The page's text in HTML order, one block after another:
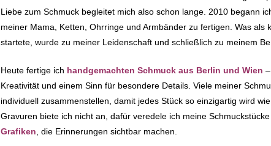
Liebe zum Schmuck begleitet mich also schon lange. 2010 begann
meiner Mama, Ketten, Ohrringe und Armbänder zu fertigen. Was als
startete, wurde zu meiner Leidenschaft und schließlich zu meinem
Heute fertige ich handgemachten Schmuck aus Berlin und Wien
Kreativität und einem Sinn für besondere Details. Viele meiner
individuell zusammenstellen, damit jedes Stück so einzigartig wird wie
Gravuren biete ich nicht an, dafür veredele ich meine
Grafiken , die Erinnerungen sichtbar machen.